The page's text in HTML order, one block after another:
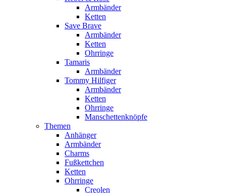
Armbänder
Ketten
Save Brave
Armbänder
Ketten
Ohrringe
Tamaris
Armbänder
Tommy Hilfiger
Armbänder
Ketten
Ohrringe
Manschettenknöpfe
Themen
Anhänger
Armbänder
Charms
Fußkettchen
Ketten
Ohrringe
Creolen